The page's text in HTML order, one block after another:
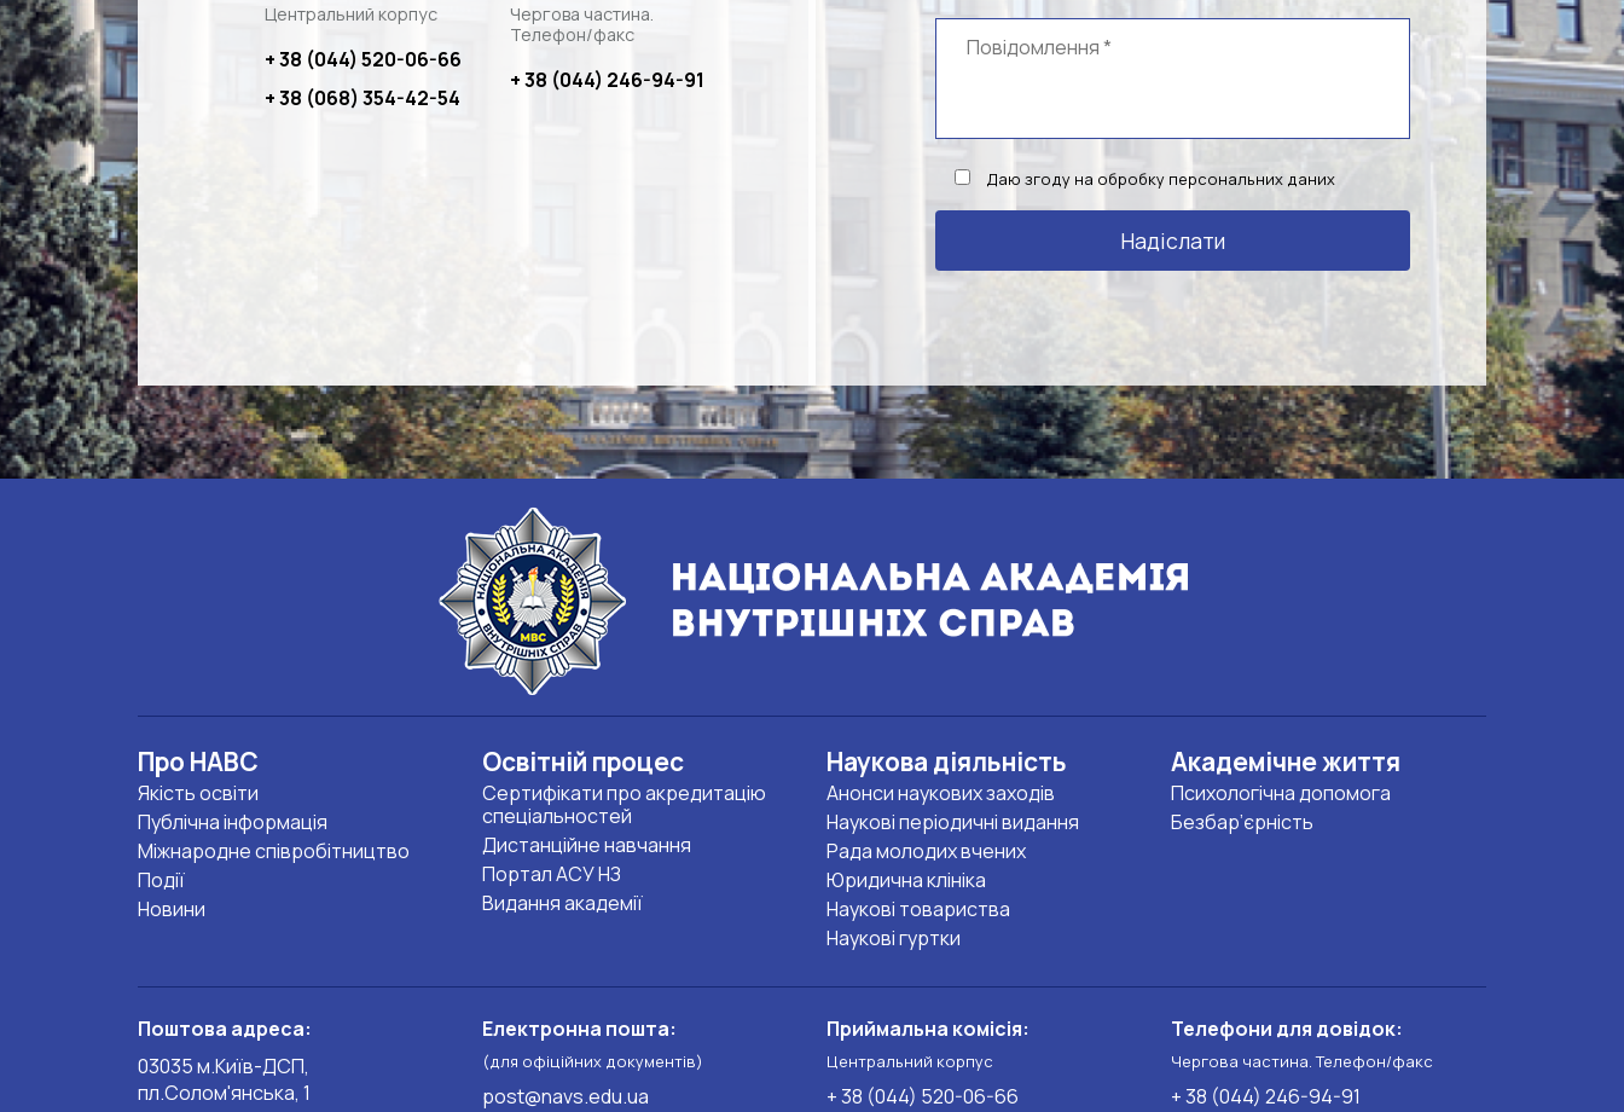
Центральний корпус
+ 38 (044) 520-06-66
+ 38 (068) 354-42-54
Чергова частина.
Телефон/факс
+ 38 (044) 246-94-91
Даю згоду на обробку персональних даних
Про НАВС
Якість освіти
Публічна інформація
Міжнародне співробітництво
Події
Новини
Освітній процес
Сертифікати про акредитацію
спеціальностей
Дистанційне навчання
Портал АСУ НЗ
Видання академії
Наукова діяльність
Анонси наукових заходів
Наукові періодичні видання
Рада молодих вчених
Юридична клініка
Наукові товариства
Наукові гуртки
Академічне життя
Психологічна допомога
Безбар’єрність
Поштова адреса:
03035 м.Київ-ДСП,
пл.Солом'янська, 1
Електронна пошта:
(для офіційних документів)
post@navs.edu.ua
Приймальна комісія:
Центральний корпус
+ 38 (044) 520-06-66
Телефони для довідок:
Чергова частина. Телефон/факс
+ 38 (044) 246-94-91